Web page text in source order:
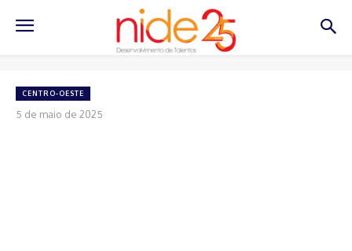
CENTRO-OESTE
5 de maio de 2025